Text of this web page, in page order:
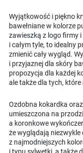
Wyjątkowość i piękno
bawełniane w kolorze
zawieszką z logo firmy
i całym tyle, to idealny
zmienić cały wygląd.
i przyjaznej dla skóry
propozycja dla każdej
ale także dla tych,
Ozdobna kokardka
umieszczona na
a koronkowe
że wyglądają niezwykle
z najmodniejszych